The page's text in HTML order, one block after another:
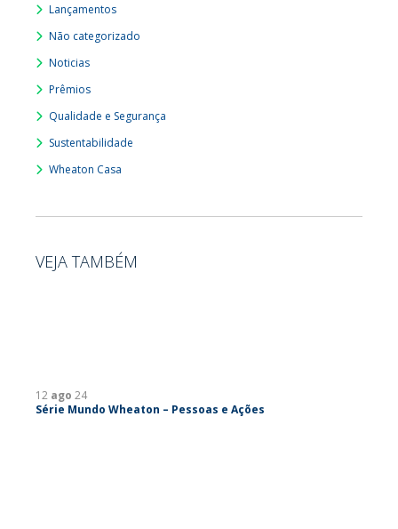
Lançamentos
Não categorizado
Noticias
Prêmios
Qualidade e Segurança
Sustentabilidade
Wheaton Casa
VEJA TAMBÉM
12 ago 24
Série Mundo Wheaton – Pessoas e Ações